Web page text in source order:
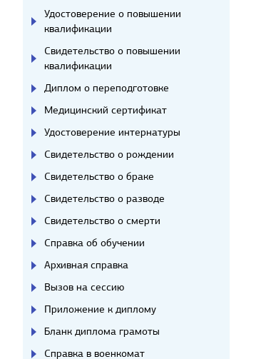
Удостоверение о повышении
квалификации
Свидетельство о повышении
квалификации
Диплом о переподготовке
Медицинский сертификат
Удостоверение интернатуры
Свидетельство о рождении
Свидетельство о браке
Свидетельство о разводе
Свидетельство о смерти
Справка об обучении
Архивная справка
Вызов на сессию
Приложение к диплому
Бланк диплома грамоты
Справка в военкомат